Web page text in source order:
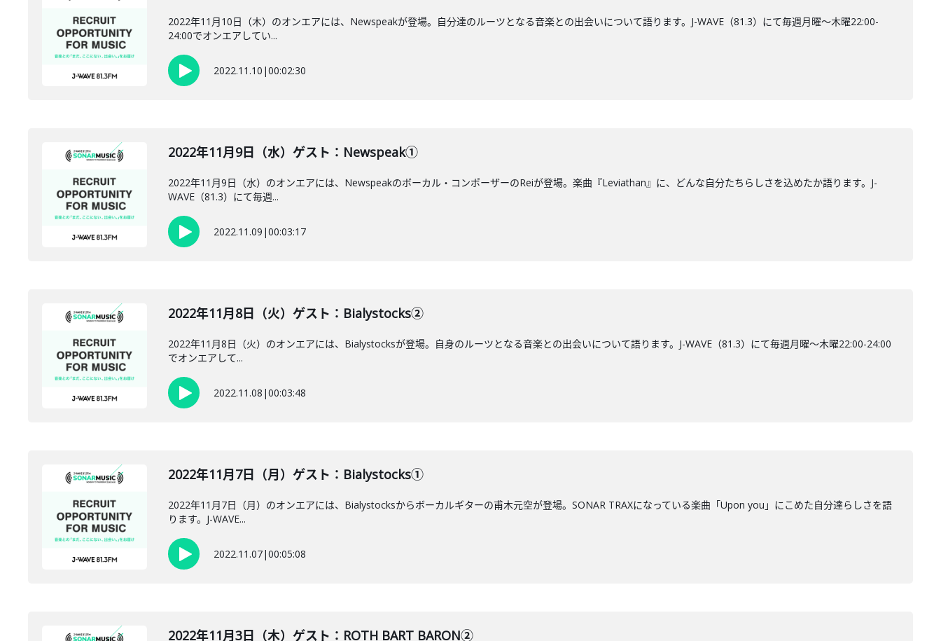
2022年11月10日（木）のオンエアには、Newspeakが登場。自分達のルーツとなる音楽との出会いについて語ります。J-WAVE（81.3）にて毎週月曜～木曜22:00-
24:00でオンエアしてい...
2022.11.10 |00:02:30
2022年11月9日（水）ゲスト：Newspeak①
2022年11月9日（水）のオンエアには、Newspeakのボーカル・コンポーザーのReiが登場。楽曲『Leviathan』に、どんな自分たちらしさを込めたか語ります。J-
WAVE（81.3）にて毎週...
2022.11.09 |00:03:17
2022年11月8日（火）ゲスト：Bialystocks②
2022年11月8日（火）のオンエアには、Bialystocksが登場。自身のルーツとなる音楽との出会いについて語ります。J-WAVE（81.3）にて毎週月曜～木曜22:00-24:00
でオンエアして...
2022.11.08 |00:03:48
2022年11月7日（月）ゲスト：Bialystocks①
2022年11月7日（月）のオンエアには、Bialystocksからボーカルギターの甫木元空が登場。SONAR TRAXになっている楽曲「Upon you」にこめた自分達らしさを語
ります。J-WAVE...
2022.11.07|00:05:08
2022年11月3日（木）ゲスト：ROTH BART BARON②